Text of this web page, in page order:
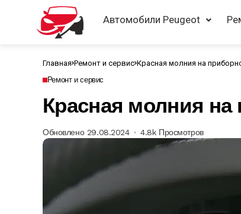
Автомобили Peugeot
Главная Ремонт и сервис Красная молния на
Ремонт и сервис
Красная молния
Обновлено 29.08.2024 4.8k Просмотров